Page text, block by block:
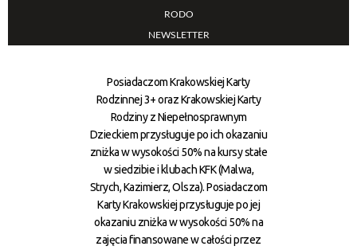
RODO
NEWSLETTER
Posiadaczom Krakowskiej Karty
Rodzinnej 3+ oraz Krakowskiej Karty
Rodziny z Niepełnosprawnym
Dzieckiem przysługuje po ich okazaniu
zniżka w wysokości 50% na kursy stałe
w siedzibie i klubach KFK (Malwa,
Strych, Kazimierz, Olsza). Posiadaczom
Karty Krakowskiej przysługuje po jej
okazaniu zniżka w wysokości 50% na
zajęcia finansowane w całości przez